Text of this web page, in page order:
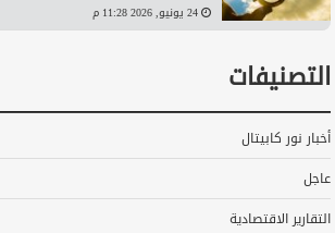
24 يونيو, 2026 11:28 م
التصنيفات
أخبار نور كابيتال
عاجل
التقارير الاقتصادية